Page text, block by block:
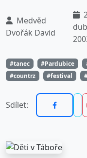
Medvěd
Dvořák David
#tanec #Pardubice
#countrz
#festival
Sdílet: